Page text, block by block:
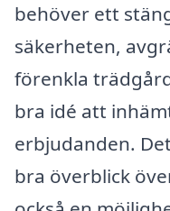
behöver ett
säkerheten,
förenkla
bra idé att
erbjudanden.
bra överblick